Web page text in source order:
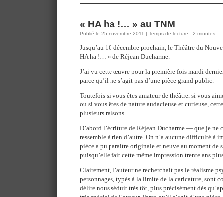
« HA ha !… » au TNM
Publié le 25 novembre 2011 | Temps de lecture : 2 minutes
Jusqu’au 10 décembre prochain, le Théâtre du
HA ha !… » de Réjean Ducharme.
J’ai vu cette œuvre pour la première fois mardi
parce qu’il ne s’agit pas d’une pièce grand public.
Toutefois si vous êtes amateur de théâtre, si vous
ou si vous êtes de nature audacieuse et curieuse,
plusieurs raisons.
D’abord l’écriture de Réjean Ducharme — que je ne
ressemble à rien d’autre. On n’a aucune difficulté à
pièce a pu paraitre originale et neuve au moment de
puisqu’elle fait cette même impression trente ans
Clairement, l’auteur ne recherchait pas le réalisme
personnages, typés à la limite de la caricature, sont
délire nous séduit très tôt, plus précisément dès